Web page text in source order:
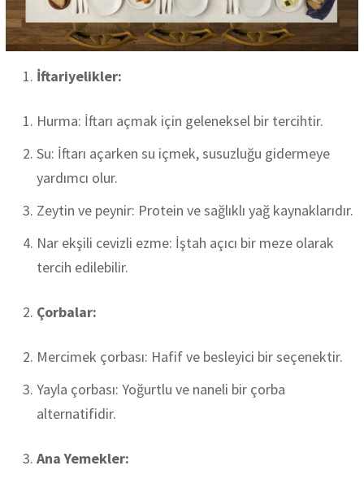
İftariyelikler:
Hurma: İftarı açmak için geleneksel bir tercihtir.
Su: İftarı açarken su içmek, susuzluğu gidermeye
yardımcı olur.
Zeytin ve peynir: Protein ve sağlıklı yağ kaynaklarıdır.
Nar ekşili cevizli ezme: İştah açıcı bir meze olarak
tercih edilebilir.
Çorbalar:
Mercimek çorbası: Hafif ve besleyici bir seçenektir.
Yayla çorbası: Yoğurtlu ve naneli bir çorba
alternatifidir.
Ana Yemekler: